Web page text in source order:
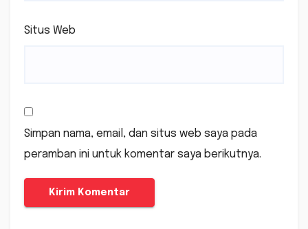
Situs Web
Simpan nama, email, dan situs web saya pada
peramban ini untuk komentar saya berikutnya.